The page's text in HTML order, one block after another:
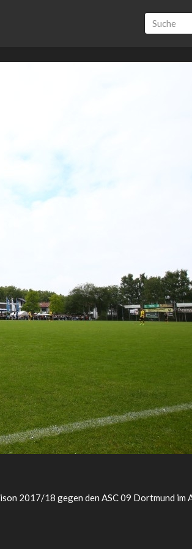
2017/18 gegen den ASC 09 Dortmund im